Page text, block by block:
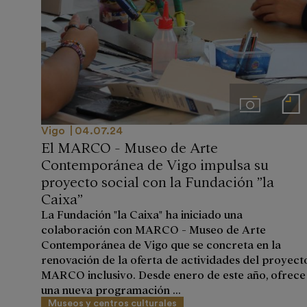
ImágenesNotas de
Vigo 04.07.24
El MARCO - Museo de Arte
Contemporánea de Vigo impulsa su
proyecto social con la Fundación ”la
Caixa”
La Fundación "la Caixa" ha iniciado una
colaboración con MARCO - Museo de Arte
Contemporánea de Vigo que se concreta en la
renovación de la oferta de actividades del
MARCO inclusivo. Desde enero de este año, ofrece
una nueva programación ...
Museos y centros culturales